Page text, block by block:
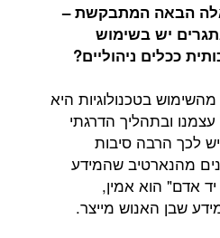
הבאה המתבקשת –
יש בשימוש
ככלים ניהוליים?
בטכנולוגיות היא
ובתהליך הדרגתי
לכך הרבה סיבות
מהנארטיב שהמידע
אדם" הוא אמין,
שבן האנוש מייצר.